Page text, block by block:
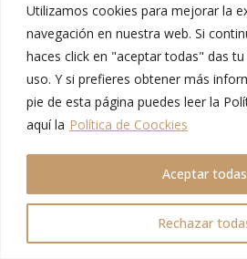
Utilizamos cookies para mejorar la
navegación en nuestra web. Si
haces click en "aceptar todas" das
uso. Y si prefieres obtener más
pie de esta página puedes leer la
aquí la Política de Coockies
Rechazar
Aceptar todas